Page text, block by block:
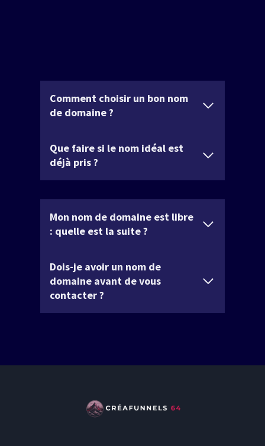
Comment choisir un bon nom
de domaine ?
Que faire si le nom idéal est
déjà pris ?
Mon nom de domaine est libre
: quelle est la suite ?
Dois-je avoir un nom de
domaine avant de vous
contacter ?